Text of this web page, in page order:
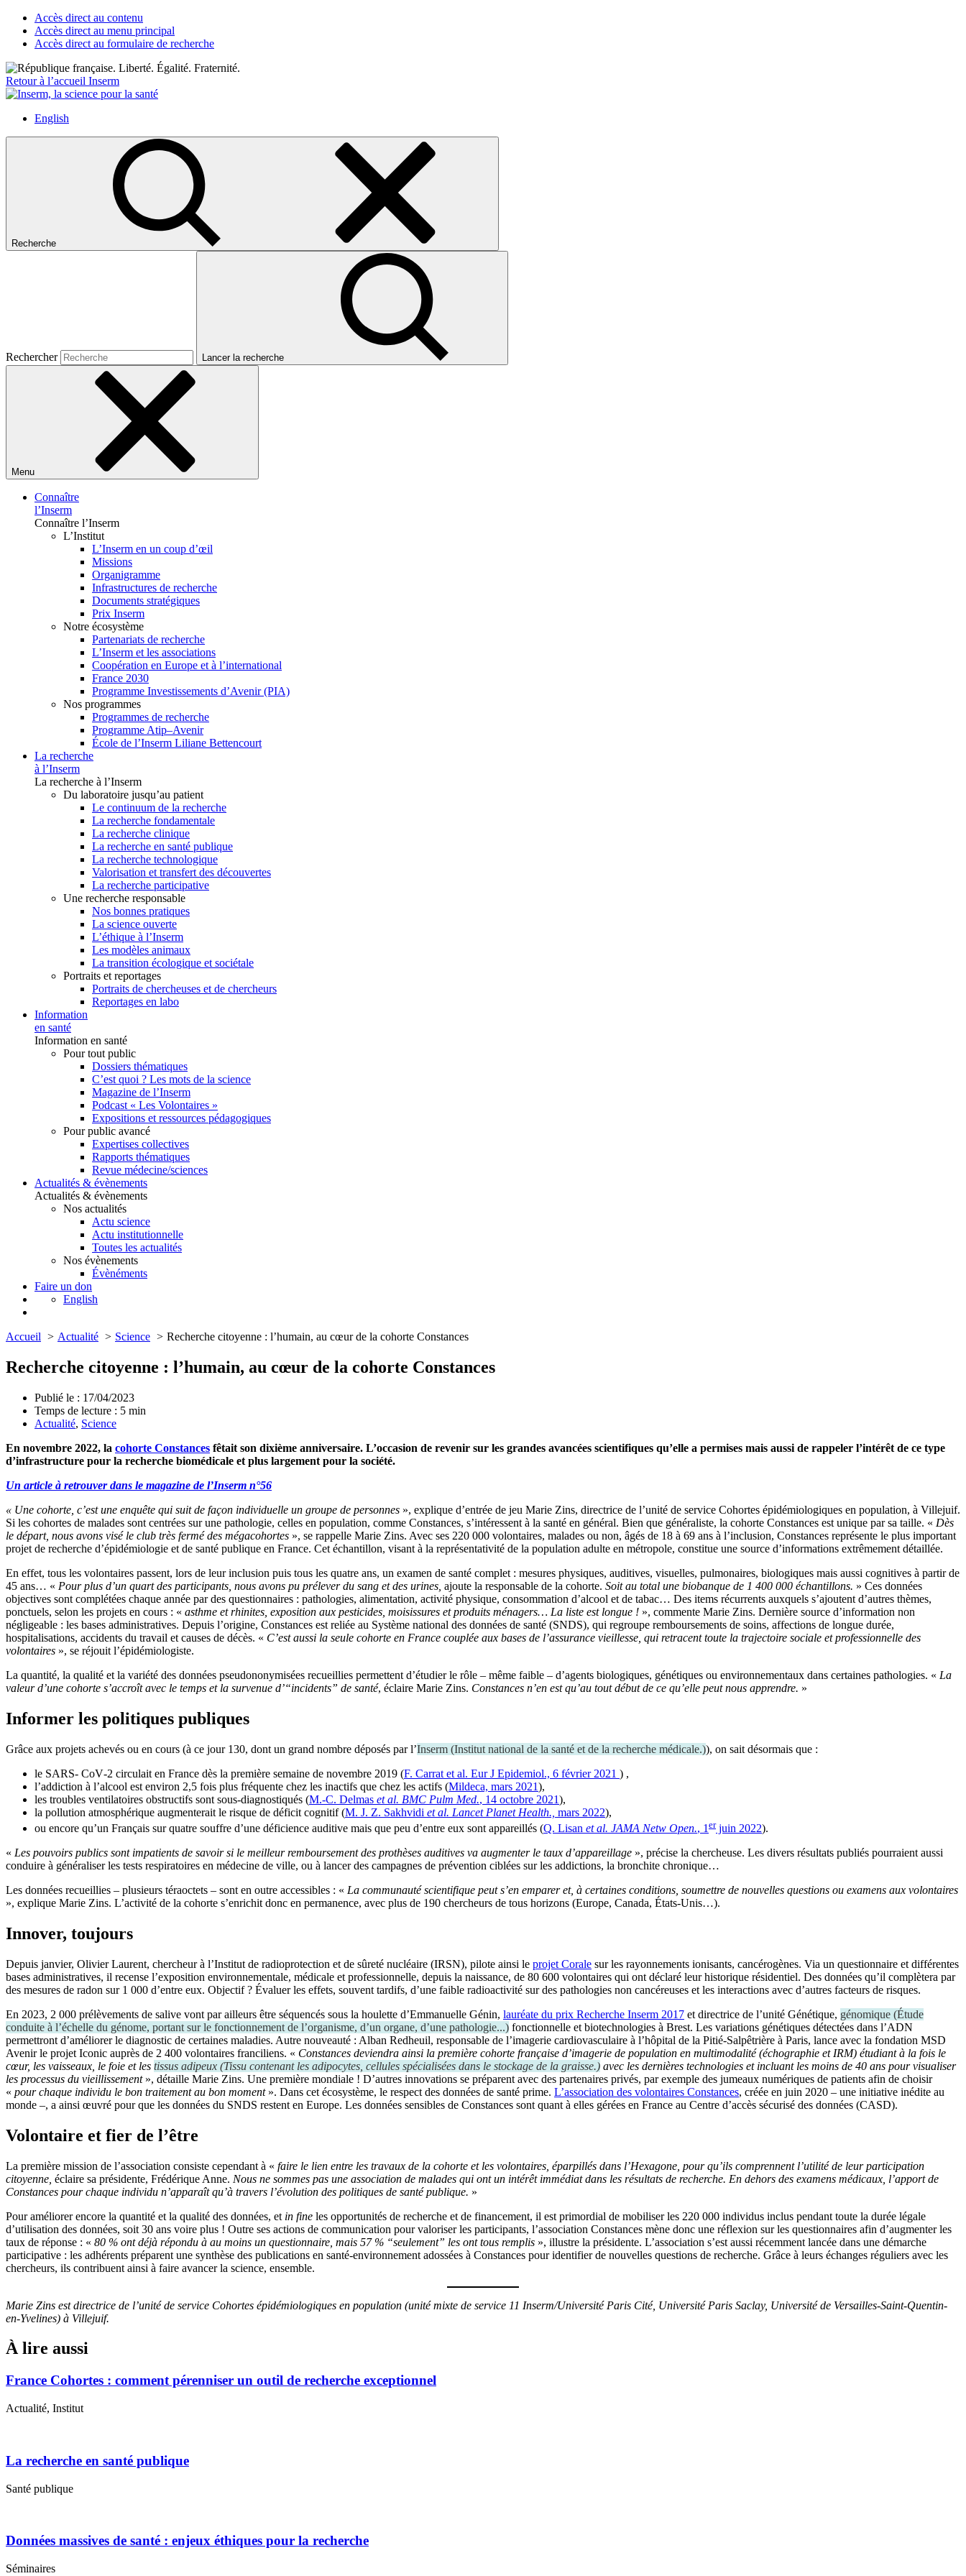
Accès direct au contenu
Accès direct au menu principal
Accès direct au formulaire de recherche
Retour à l’accueil Inserm
English
Recherche
Rechercher Lancer la recherche
Menu
Connaître
l’Inserm
Connaître l’Inserm
L’Institut
L’Inserm en un coup d’œil
Missions
Organigramme
Infrastructures de recherche
Documents stratégiques
Prix Inserm
Notre écosystème
Partenariats de recherche
L’Inserm et les associations
Coopération en Europe et à l’international
France 2030
Programme Investissements d’Avenir (PIA)
Nos programmes
Programmes de recherche
Programme Atip–Avenir
École de l’Inserm Liliane Bettencourt
La recherche
à l’Inserm
La recherche à l’Inserm
Du laboratoire jusqu’au patient
Le continuum de la recherche
La recherche fondamentale
La recherche clinique
La recherche en santé publique
La recherche technologique
Valorisation et transfert des découvertes
La recherche participative
Une recherche responsable
Nos bonnes pratiques
La science ouverte
L’éthique à l’Inserm
Les modèles animaux
La transition écologique et sociétale
Portraits et reportages
Portraits de chercheuses et de chercheurs
Reportages en labo
Information
en santé
Information en santé
Pour tout public
Dossiers thématiques
C’est quoi ? Les mots de la science
Magazine de l’Inserm
Podcast « Les Volontaires »
Expositions et ressources pédagogiques
Pour public avancé
Expertises collectives
Rapports thématiques
Revue médecine/sciences
Actualités & évènements
Actualités & évènements
Nos actualités
Actu science
Actu institutionnelle
Toutes les actualités
Nos évènements
Évènéments
Faire un don
English
Accueil Actualité Science Recherche citoyenne : l’humain, au cœur de la cohorte Constances
Recherche citoyenne : l’humain, au cœur de la cohorte Constances
Publié le : 17/04/2023
Temps de lecture : 5 min
Actualité, Science
En novembre 2022, la cohorte Constances fêtait son dixième anniversaire. L’occasion de revenir sur les grandes avancées scientifiques qu’elle a permises mais aussi de rappeler l’intérêt de ce type
d’infrastructure pour la recherche biomédicale et plus largement pour la société.
Un article à retrouver dans le magazine de l’Inserm n°56
« Une cohorte, c’est une enquête qui suit de façon individuelle un groupe de personnes », explique d’entrée de jeu Marie Zins, directrice de l’unité de service Cohortes épidémiologiques en population, à Villejuif.
Si les cohortes de malades sont centrées sur une pathologie, celles en population, comme Constances, s’intéressent à la santé en général. Bien que généraliste, la cohorte Constances est unique par sa taille. « Dès
le départ, nous avons visé le club très fermé des mégacohortes », se rappelle Marie Zins. Avec ses 220 000 volontaires, malades ou non, âgés de 18 à 69 ans à l’inclusion, Constances représente le plus important
projet de recherche d’épidémiologie et de santé publique en France. Cet échantillon, visant à la représentativité de la population adulte en métropole, constitue une source d’informations extrêmement détaillée.
En effet, tous les volontaires passent, lors de leur inclusion puis tous les quatre ans, un examen de santé complet : mesures physiques, auditives, visuelles, pulmonaires, biologiques mais aussi cognitives à partir de
45 ans… « Pour plus d’un quart des participants, nous avons pu prélever du sang et des urines, ajoute la responsable de la cohorte. Soit au total une biobanque de 1 400 000 échantillons. » Ces données
objectives sont complétées chaque année par des questionnaires : pathologies, alimentation, activité physique, consommation d’alcool et de tabac… Des items récurrents auxquels s’ajoutent d’autres thèmes,
ponctuels, selon les projets en cours : « asthme et rhinites, exposition aux pesticides, moisissures et produits ménagers… La liste est longue ! », commente Marie Zins. Dernière source d’information non
négligeable : les bases administratives. Depuis l’origine, Constances est reliée au Système national des données de santé (SNDS), qui regroupe remboursements de soins, affections de longue durée,
hospitalisations, accidents du travail et causes de décès. « C’est aussi la seule cohorte en France couplée aux bases de l’assurance vieillesse, qui retracent toute la trajectoire sociale et professionnelle des
volontaires », se réjouit l’épidémiologiste.
La quantité, la qualité et la variété des données pseudononymisées recueillies permettent d’étudier le rôle – même faible – d’agents biologiques, génétiques ou environnementaux dans certaines pathologies. « La
valeur d’une cohorte s’accroît avec le temps et la survenue d’“incidents” de santé, éclaire Marie Zins. Constances n’en est qu’au tout début de ce qu’elle peut nous apprendre. »
Informer les politiques publiques
Grâce aux projets achevés ou en cours (à ce jour 130, dont un grand nombre déposés par l’Inserm (Institut national de la santé et de la recherche médicale.)), on sait désormais que :
le SARS- CoV‑2 circulait en France dès la première semaine de novembre 2019 (F. Carrat et al. Eur J Epidemiol., 6 février 2021 ) ,
l’addiction à l’alcool est environ 2,5 fois plus fréquente chez les inactifs que chez les actifs (Mildeca, mars 2021),
les troubles ventilatoires obstructifs sont sous-diagnostiqués (M.-C. Delmas et al. BMC Pulm Med., 14 octobre 2021),
la pollution atmosphérique augmenterait le risque de déficit cognitif (M. J. Z. Sakhvidi et al. Lancet Planet Health., mars 2022),
ou encore qu’un Français sur quatre souffre d’une déficience auditive mais que peu d’entre eux sont appareillés (Q. Lisan et al. JAMA Netw Open., 1 erjuin 2022).
« Les pouvoirs publics sont impatients de savoir si le meilleur remboursement des prothèses auditives va augmenter le taux d’appareillage », précise la chercheuse. Les divers résultats publiés pourraient aussi
conduire à généraliser les tests respiratoires en médecine de ville, ou à lancer des campagnes de prévention ciblées sur les addictions, la bronchite chronique…
Les données recueillies – plusieurs téraoctets – sont en outre accessibles : « La communauté scientifique peut s’en emparer et, à certaines conditions, soumettre de nouvelles questions ou examens aux volontaires
», explique Marie Zins. L’activité de la cohorte s’enrichit donc en permanence, avec plus de 190 chercheurs de tous horizons (Europe, Canada, États-Unis…).
Innover, toujours
Depuis janvier, Olivier Laurent, chercheur à l’Institut de radioprotection et de sûreté nucléaire (IRSN), pilote ainsi le projet Corale sur les rayonnements ionisants, cancérogènes. Via un questionnaire et différentes
bases administratives, il recense l’exposition environnementale, médicale et professionnelle, depuis la naissance, de 80 600 volontaires qui ont déclaré leur historique résidentiel. Des données qu’il complètera par
des mesures de radon sur 1 000 d’entre eux. Objectif ? Évaluer les effets, souvent tardifs, d’une faible radioactivité sur des pathologies non cancéreuses et les interactions avec d’autres facteurs de risques.
En 2023, 2 000 prélèvements de salive vont par ailleurs être séquencés sous la houlette d’Emmanuelle Génin, lauréate du prix Recherche Inserm 2017 et directrice de l’unité Génétique, génomique (Étude
conduite à l’échelle du génome, portant sur le fonctionnement de l’organisme, d’un organe, d’une pathologie...) fonctionnelle et biotechnologies à Brest. Les variations génétiques détectées dans l’ADN
permettront d’améliorer le diagnostic de certaines maladies. Autre nouveauté : Alban Redheuil, responsable de l’imagerie cardiovasculaire à l’hôpital de la Pitié-Salpêtrière à Paris, lance avec la fondation MSD
Avenir le projet Iconic auprès de 2 400 volontaires franciliens. « Constances deviendra ainsi la première cohorte française d’imagerie de population en multimodalité (échographie et IRM) étudiant à la fois le
cœur, les vaisseaux, le foie et les tissus adipeux (Tissu contenant les adipocytes, cellules spécialisées dans le stockage de la graisse.) avec les dernières technologies et incluant les moins de 40 ans pour visualiser
les processus du vieillissement », détaille Marie Zins. Une première mondiale ! D’autres innovations se préparent avec des partenaires privés, par exemple des jumeaux numériques de patients afin de choisir
« pour chaque individu le bon traitement au bon moment ». Dans cet écosystème, le respect des données de santé prime. L’association des volontaires Constances, créée en juin 2020 – une initiative inédite au
monde –, a ainsi œuvré pour que les données du SNDS restent en Europe. Les données sensibles de Constances sont quant à elles gérées en France au Centre d’accès sécurisé des données (CASD).
Volontaire et fier de l’être
La première mission de l’association consiste cependant à « faire le lien entre les travaux de la cohorte et les volontaires, éparpillés dans l’Hexagone, pour qu’ils comprennent l’utilité de leur participation
citoyenne, éclaire sa présidente, Frédérique Anne. Nous ne sommes pas une association de malades qui ont un intérêt immédiat dans les résultats de recherche. En dehors des examens médicaux, l’apport de
Constances pour chaque individu n’apparaît qu’à travers l’évolution des politiques de santé publique. »
Pour améliorer encore la quantité et la qualité des données, et in fine les opportunités de recherche et de financement, il est primordial de mobiliser les 220 000 individus inclus pendant toute la durée légale
d’utilisation des données, soit 30 ans voire plus ! Outre ses actions de communication pour valoriser les participants, l’association Constances mène donc une réflexion sur les questionnaires afin d’augmenter les
taux de réponse : « 80 % ont déjà répondu à au moins un questionnaire, mais 57 % “seulement” les ont tous remplis », illustre la présidente. L’association s’est aussi récemment lancée dans une démarche
participative : les adhérents préparent une synthèse des publications en santé-environnement adossées à Constances pour identifier de nouvelles questions de recherche. Grâce à leurs échanges réguliers avec les
chercheurs, ils contribuent ainsi à faire avancer la science, ensemble.
Marie Zins est directrice de l’unité de service Cohortes épidémiologiques en population (unité mixte de service 11 Inserm/Université Paris Cité, Université Paris Saclay, Université de Versailles-Saint-Quentin-
en-Yvelines) à Villejuif.
À lire aussi
France Cohortes : comment pérenniser un outil de recherche exceptionnel
Actualité, Institut
La recherche en santé publique
Santé publique
Données massives de santé : enjeux éthiques pour la recherche
Séminaires